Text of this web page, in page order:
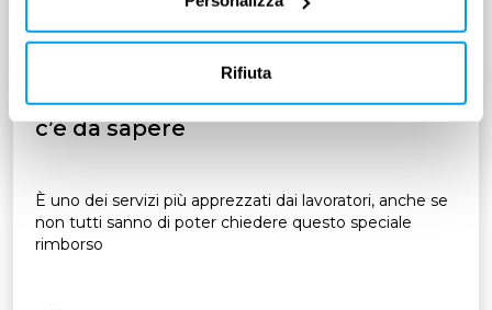
Rifiuta
Fondo est oculista: tutto quello che
c’è da sapere
È uno dei servizi più apprezzati dai lavoratori, anche se
non tutti sanno di poter chiedere questo speciale
rimborso